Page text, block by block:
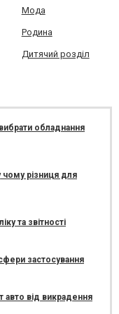
Мода
Родина
Дитячий розділ
обладнання
чому різниця для
та звітності
застосування
авто від викрадення